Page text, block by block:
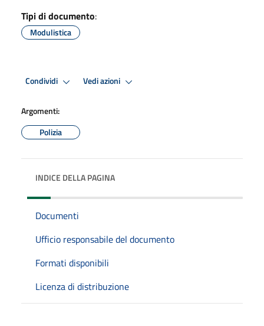
Tipi di documento:
Modulistica
Condividi Vedi azioni
Argomenti:
Polizia
INDICE DELLA PAGINA
Documenti
Ufficio responsabile del documento
Formati disponibili
Licenza di distribuzione